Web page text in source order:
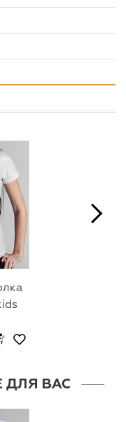
ДЛЯ ВАС